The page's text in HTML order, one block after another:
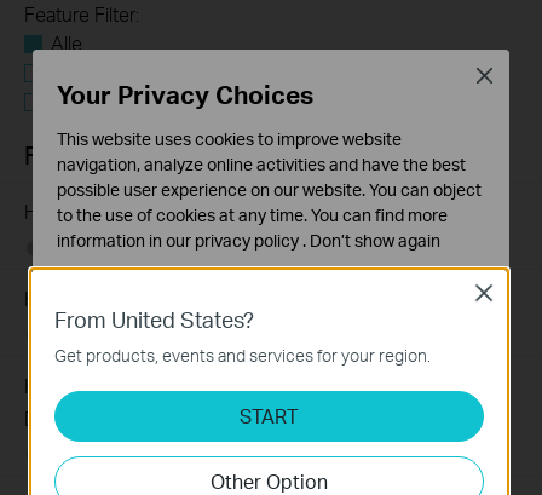
Feature Filter:
Alle
User Application Requirement
FAQs
How to Find the Model Number of Your TP-Link Device
01-12-2018 7625175views
Hoe vind ik de hardware versie van een TP-Link product?
How to Find the Serial Number (S/N) on Your TP-Link
Device
03-19-2013 489173views
From United States?
Get products, events and services for your region.
START
Other Option
Close
Your Privacy Choices
This website uses cookies to improve website
navigation, analyze online activities and have the best
possible user experience on our website. You can object
to the use of cookies at any time. You can find more
information in our privacy policy . Don’t show again
Deze cookies zijn noodzakelijk voor de werking van de
website en kunnen niet worden uitgeschakeld.
Cookies voor analyse geven ons de mogelijkheid uw
activiteiten op onze website te volgen en zo de
functionaliteit van de website aan te passen en te
verbeteren.
Close